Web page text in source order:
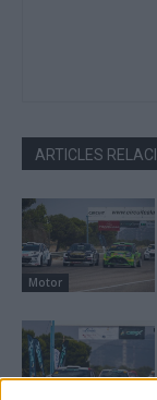
ARTICLES
Motor